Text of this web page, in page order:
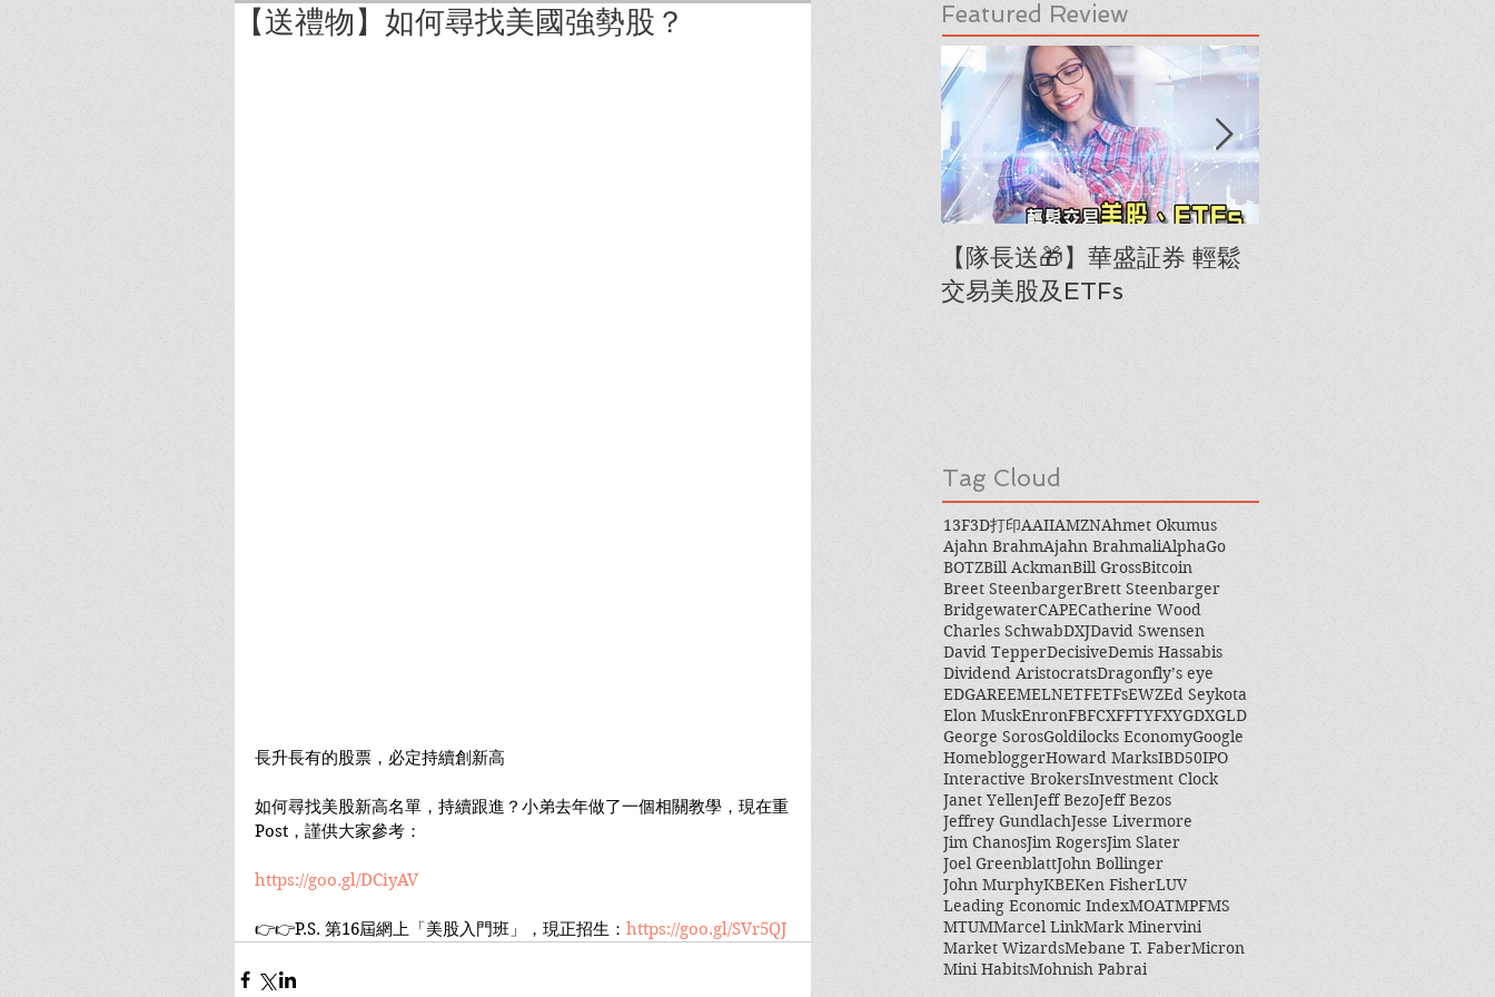
【送禮物】如何尋找美國強勢股？
長升長有的股票，必定持續創新高
如何尋找美股新高名單，持續跟進？小弟去年做了一個相關教學，現在重
Post，謹供大家參考：
https://goo.gl/DCiyAV
👉👉P.S. 第16屆網上「美股入門班」，現正招生： https://goo.gl/SVr5QJ
Featured Review
【隊長送🎁】華盛証券 輕鬆
交易美股及ETFs
Tag Cloud
13F3D打印AAIIAMZNAhmet Okumus
Ajahn BrahmAjahn BrahmaliAlphaGo
BOTZBill AckmanBill GrossBitcoin
Breet SteenbargerBrett Steenbarger
BridgewaterCAPECatherine Wood
Charles SchwabDXJDavid Swensen
David TepperDecisiveDemis Hassabis
Dividend AristocratsDragonfly’s eye
EDGAREEMELNETFETFsEWZEd Seykota
Elon MuskEnronFBFCXFFTYFXYGDXGLD
George SorosGoldilocks EconomyGoogle
HomebloggerHoward MarksIBD50IPO
Interactive BrokersInvestment Clock
Janet YellenJeff BezoJeff Bezos
Jeffrey GundlachJesse Livermore
Jim ChanosJim RogersJim Slater
Joel GreenblattJohn Bollinger
John MurphyKBEKen FisherLUV
Leading Economic IndexMOATMPFMS
MTUMMarcel LinkMark Minervini
Market WizardsMebane T. FaberMicron
Mini HabitsMohnish Pabrai